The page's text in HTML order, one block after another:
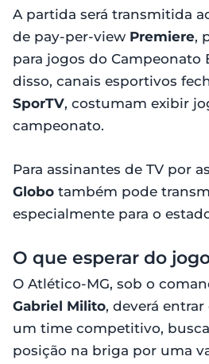
A partida será transmitida
de pay-per-view Premiere,
para jogos do Campeonato
disso, canais esportivos
SporTV, costumam exibir
campeonato.
Para assinantes de TV por
Globo também pode
especialmente para o
O que esperar do
O Atlético-MG, sob o
Gabriel Milito, deverá
um time competitivo,
posição na briga por uma